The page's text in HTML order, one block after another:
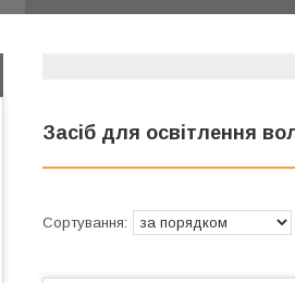
Засіб для освітлення